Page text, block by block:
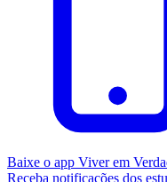
Baixe o app Viver em
Receba notificações dos